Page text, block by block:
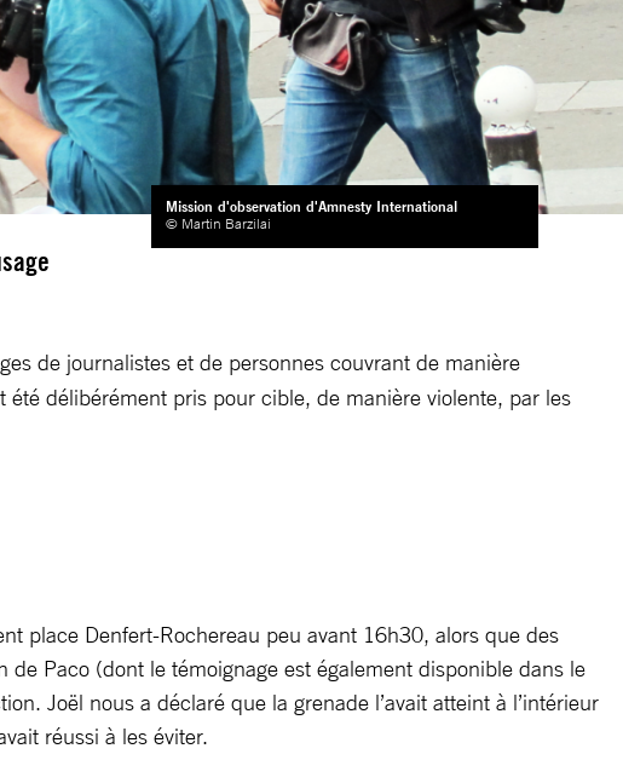
Mission d'observation d'Amnesty International
© Martin Barzilai
de journalistes et de personnes couvrant de manière
délibérément pris pour cible, de manière violente, par les
place Denfert-Rochereau peu avant 16h30, alors que des
Paco (dont le témoignage est également disponible dans le
Joël nous a déclaré que la grenade l’avait atteint à l’intérieur
réussi à les éviter.